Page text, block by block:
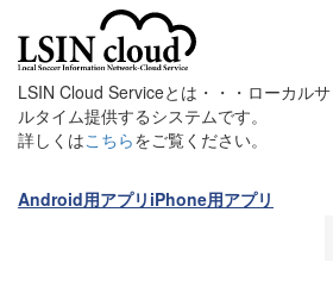
LSIN Cloud Serviceとは・・・ローカル
ルタイム提供するシステムです。
詳しくはこちらをご覧ください。
Android用アプリ iPhone用アプリ